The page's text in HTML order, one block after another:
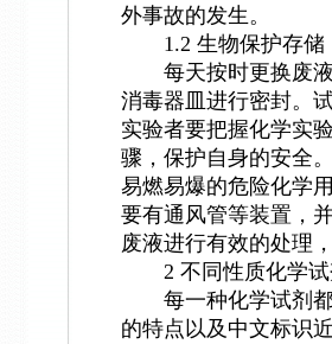
外事故的发生。
1.2 生物保护存储
每天按时更换废液
消毒器皿进行密封。
实验者要把握化学实
骤，保护自身的安全
易燃易爆的危险化学
要有通风管等装置，
废液进行有效的处理
2 不同性质化学试
每一种化学试剂都
的特点以及中文标识